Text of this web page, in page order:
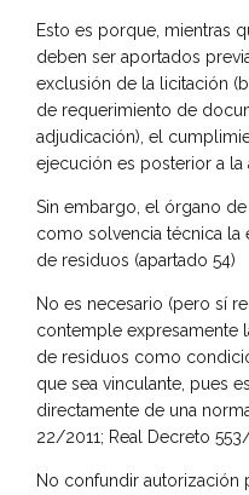
Esto es porque, mientras
deben ser aportados
exclusión de la licitación
de requerimiento de
adjudicación), el
ejecución es posterior a la
Sin embargo, el órgano
como solvencia técnica la
de residuos (apartado 54)
No es necesario (pero sí
contemple expresamente
de residuos como
que sea vinculante, pues
directamente de una
22/2011; Real Decreto
No confundir autorización